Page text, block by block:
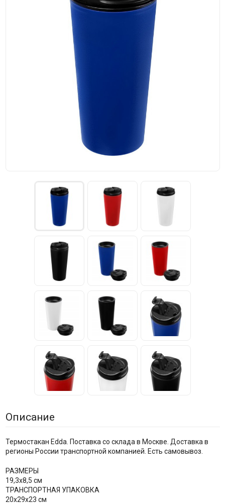
Описание
Термостакан Edda. Поставка со склада в Москве. Доставка в
регионы России транспортной компанией. Есть самовывоз.
РАЗМЕРЫ
19,3х8,5 см
ТРАНСПОРТНАЯ УПАКОВКА
20x29x23 см